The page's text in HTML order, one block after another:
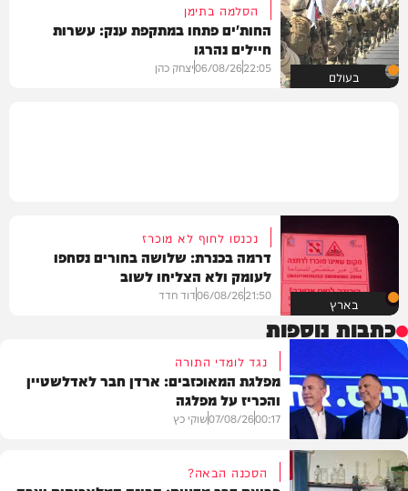
בעולם
הסלמה בתימן
החות'ים פתחו במתקפת ענק: עשרות
חיילים נהרגו
22:05
06/08/26יצחק כהן
בארץ
נכנסו לחוף לא מוכרז
דרמה בכנרת: שלושה בחורים נסחפו
לעומק ולא הצליחו לשוב
21:50
06/08/26דוד חדד
כתבות נוספות
נגד לומדי התורה
מפלגת המאוכזבים: ארדן חבר לאדלשטיין
והכריז על מפלגה
00:17
07/08/26שוקי כץ
הסכנה הבאה?